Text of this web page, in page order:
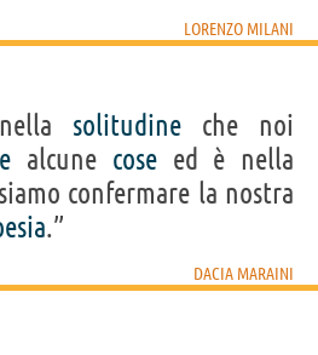
LORENZO MILANI
solitudine che noi
alcune coseed è nella
confermare la nostra
.”
DACIA MARAINI